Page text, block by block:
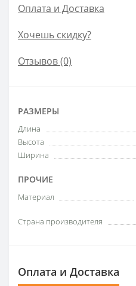
Оплата и Доставка
Хочешь скидку?
Отзывов (0)
РАЗМЕРЫ
Длина
Высота
Ширина
ПРОЧИЕ
Материал
Страна производителя
Оплата и Доставка